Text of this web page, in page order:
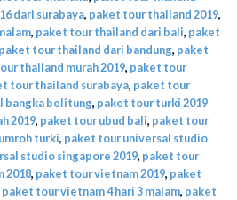
dari surabaya, paket tour thailand 2019,
, paket tour thailand dari bali, paket
paket tour thailand dari bandung, paket
thailand murah 2019, paket tour
tour thailand surabaya, paket tour
bangka belitung, paket tour turki 2019
2019, paket tour ubud bali, paket tour
turki, paket tour universal studio
studio singapore 2019, paket tour
2018, paket tour vietnam 2019, paket
paket tour vietnam 4 hari 3 malam, paket